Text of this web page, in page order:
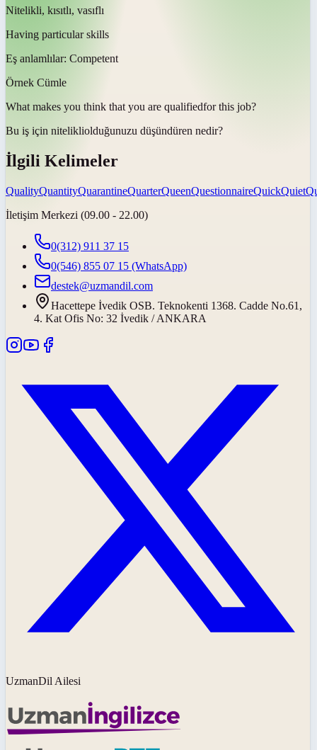
Nitelikli, kısıtlı, vasıflı
Having particular skills
Eş anlamlılar: Competent
Örnek Cümle
What makes you think that you are qualifiedfor this job?
Bu iş için nitelikliolduğunuzu düşündüren nedir?
İlgili Kelimeler
QualityQuantityQuarantineQuarterQueenQuestionnaireQuickQuiet
İletişim Merkezi (09.00 - 22.00)
0(312) 911 37 15
0(546) 855 07 15 (WhatsApp)
destek@uzmandil.com
Hacettepe İvedik OSB. Teknokenti 1368. Cadde No.61,
4. Kat Ofis No: 32 İvedik / ANKARA
UzmanDil Ailesi